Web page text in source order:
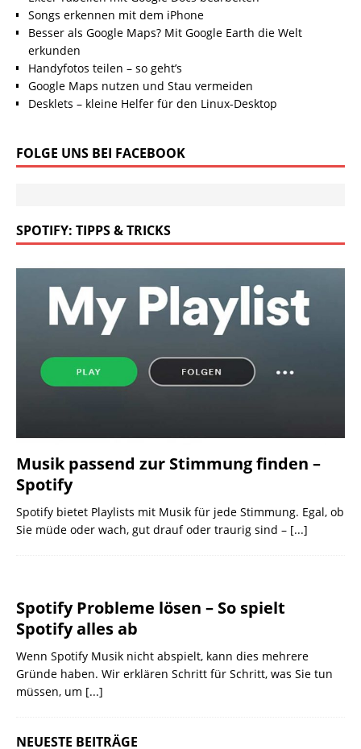
Songs erkennen mit dem iPhone
Besser als Google Maps? Mit Google Earth die Welt
erkunden
Handyfotos teilen – so geht’s
Google Maps nutzen und Stau vermeiden
Desklets – kleine Helfer für den Linux-Desktop
FOLGE UNS BEI FACEBOOK
SPOTIFY: TIPPS & TRICKS
Musik passend zur Stimmung finden –
Spotify
Spotify bietet Playlists mit Musik für jede Stimmung. Egal, ob
Sie müde oder wach, gut drauf oder traurig sind – [...]
Spotify Probleme lösen – So spielt
Spotify alles ab
Wenn Spotify Musik nicht abspielt, kann dies mehrere
Gründe haben. Wir erklären Schritt für Schritt, was Sie tun
müssen, um [...]
NEUESTE BEITRÄGE